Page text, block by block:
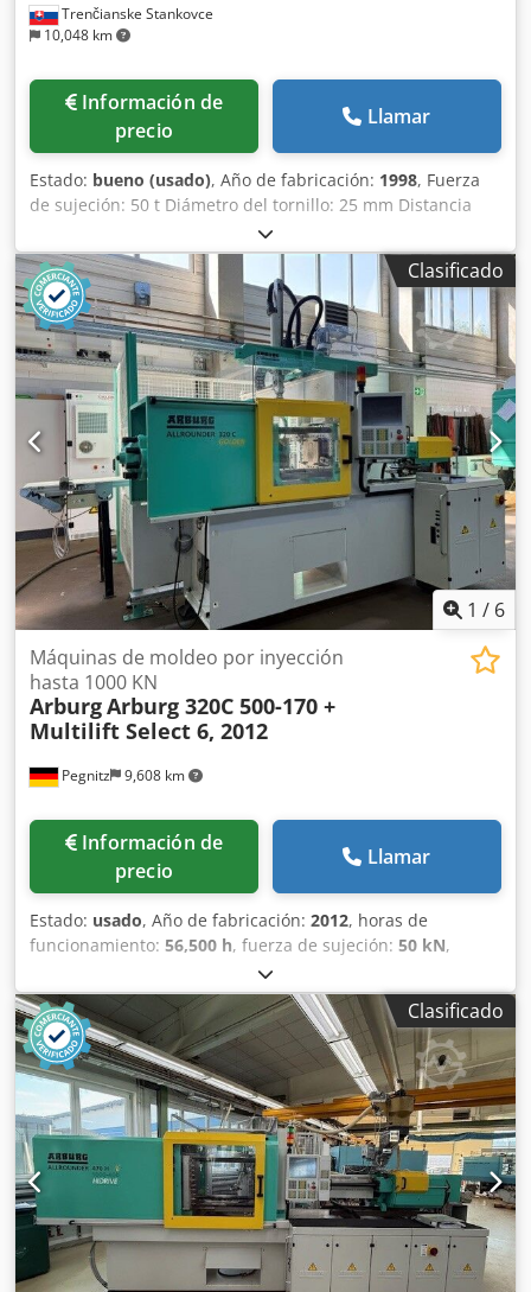
Trenčianske Stankovce
10,048 km
Información de
precio
Llamar
Estado: bueno (usado), Año de fabricación: 1998, Fuerza
de sujeción: 50 t Diámetro del tornillo: 25 mm Distancia
entre columnas V: 270 mm Distancia entre columnas H:
270 mm Dsdexl Hpgepfx Agfock Tipo: Horizontal
Accionamiento: Hidráulico
Clasificado
1 / 6
Pegnitz 9,608 km
Máquinas de moldeo por inyección
hasta 1000 KN
ArburgArburg 320C 500-170 +
Multilift Select 6, 2012
Información de
precio
Llamar
Estado: usado, Año de fabricación: 2012, horas de
funcionamiento: 56,500 h, fuerza de sujeción: 50 kN,
volumen de desplazamiento:59 cm³
2,500 bar, peso total:2,900 kg, diámetro del transportador
de tornillo:25 mm, Base de carga: FCA Pegnitz Tiempo de
entrega: a convenir Condiciones de pago: 100% antes de
hacerse cargo de la máquina, neto Dedpfx Aey N Eccogfsck
Clasificado